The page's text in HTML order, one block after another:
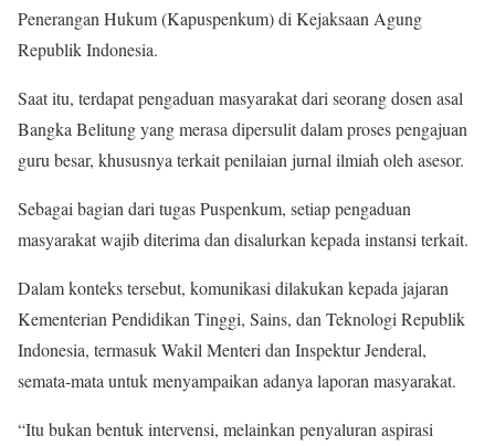
Penerangan Hukum (Kapuspenkum) di Kejaksaan Agung
Republik Indonesia.
Saat itu, terdapat pengaduan masyarakat dari seorang dosen asal
Bangka Belitung yang merasa dipersulit dalam proses pengajuan
guru besar, khususnya terkait penilaian jurnal ilmiah oleh asesor.
Sebagai bagian dari tugas Puspenkum, setiap pengaduan
masyarakat wajib diterima dan disalurkan kepada instansi terkait.
Dalam konteks tersebut, komunikasi dilakukan kepada jajaran
Kementerian Pendidikan Tinggi, Sains, dan Teknologi Republik
Indonesia, termasuk Wakil Menteri dan Inspektur Jenderal,
semata-mata untuk menyampaikan adanya laporan masyarakat.
“Itu bukan bentuk intervensi, melainkan penyaluran aspirasi